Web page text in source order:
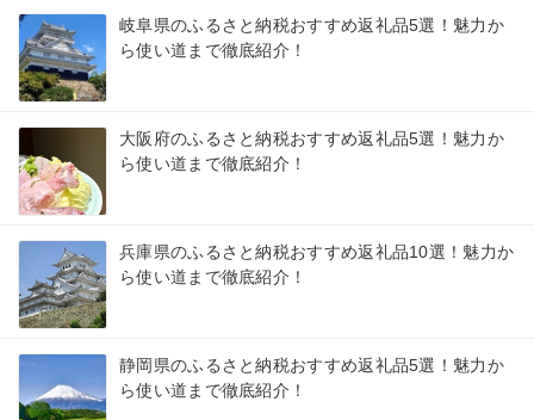
岐阜県のふるさと納税おすすめ返礼品5選！魅力か
ら使い道まで徹底紹介！
大阪府のふるさと納税おすすめ返礼品5選！魅力か
ら使い道まで徹底紹介！
兵庫県のふるさと納税おすすめ返礼品10選！魅力か
ら使い道まで徹底紹介！
静岡県のふるさと納税おすすめ返礼品5選！魅力か
ら使い道まで徹底紹介！